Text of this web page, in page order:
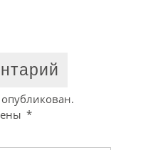
*